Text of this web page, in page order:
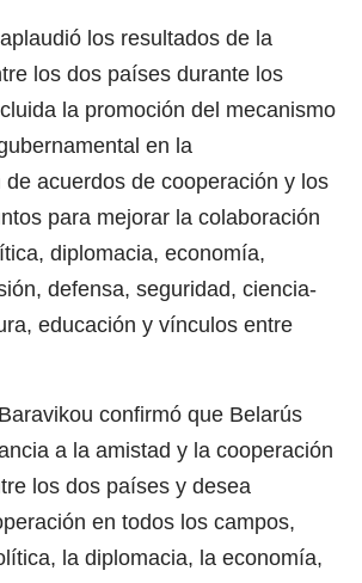
los resultados de la
los dos países durante los
la promoción del mecanismo
en la
de acuerdos de cooperación y los
para mejorar la colaboración
diplomacia, economía,
defensa, seguridad, ciencia-
educación y vínculos entre
confirmó que Belarús
a la amistad y la cooperación
los dos países y desea
en todos los campos,
la diplomacia, la economía,